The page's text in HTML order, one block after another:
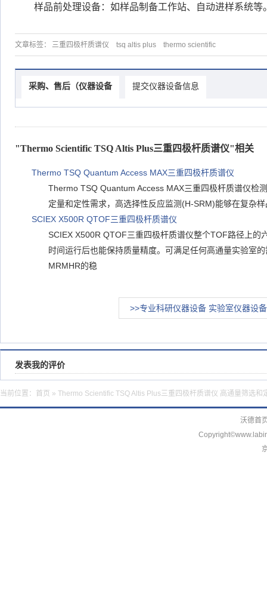
样品前处理设备：如样品制备工作站、自动进样系统等
文章标签： 三重四极杆质谱仪 tsq altis plus thermo scientific
采购、售后（仪器设备 提交仪器设备信息
"Thermo Scientific TSQ Altis Plus三重四极杆质谱仪"相关
Thermo TSQ Quantum Access MAX三重四极杆质谱仪
Thermo TSQ Quantum Access MAX三重四极杆质谱仪检
定量和定性需求，高选择性反应监测(H-SRM)能够在复杂
SCIEX X500R QTOF三重四极杆质谱仪
SCIEX X500R QTOF三重四极杆质谱仪整个TOF路径上的
时间运行后也能保持质量精度。可满足任何高通量实验室
MRMHR的稳
>>专业科研仪器设备 实验室仪器设
发表我的评价
当前位置： 首页 » Thermo Scientific TSQ Altis Plus三重四极杆质谱仪 高通量筛选和
沃德首